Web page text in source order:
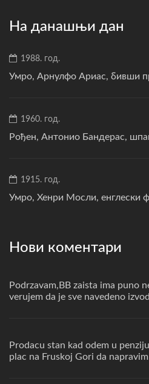
На данашњи дан
1988. год.
Умро, Арнулфо Ариас, бивши
1960. год.
Рођен, Антонио Бандерас,
1915. год.
Умро, Хенри Мосли, енглески
Нови коментари
Podrzavam,BB zaista ima puno
verujem da je sve navedeno
Prodacu stan kad odem u
plac na Fruskoj Gori da